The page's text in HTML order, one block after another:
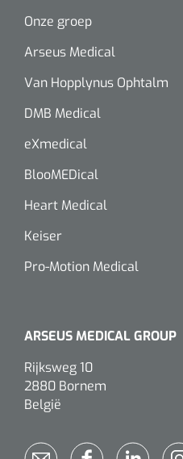
Onze groep
Arseus Medical
Van Hopplynus Ophtalm
DMB Medical
eXmedical
BlooMEDical
Heart Medical
Keiser
Pro-Motion Medical
ARSEUS MEDICAL GROUP
Rijksweg 10
2880 Bornem
België